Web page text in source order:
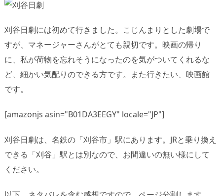
刈谷日劇には初めて行きました。こじんまりとした劇場で
すが、マネージャーさんがとても親切です。映画の帰り
に、私が荷物を忘れそうになったのを気がついてくれるな
ど、細かい気配りのできる方です。また行きたい、映画館
です。
[amazonjs asin="B01DA3EEGY" locale="JP"]
刈谷日劇は、名鉄の「刈谷市」駅にあります。JRと乗り換え
できる「刈谷」駅とは別なので、お間違いの無い様にして
ください。